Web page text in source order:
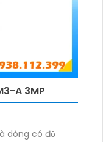
A 3MP
dòng có độ